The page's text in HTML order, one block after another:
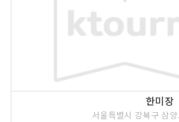
한미장
서울특별시 강북구 삼